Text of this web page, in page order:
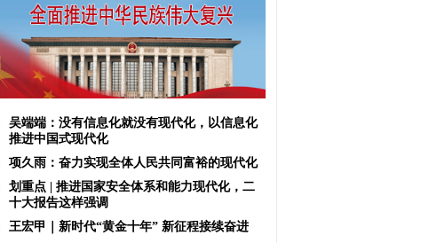
吴端端：没有信息化就没有现代化，以信息化
推进中国式现代化
项久雨：奋力实现全体人民共同富裕的现代化
划重点 | 推进国家安全体系和能力现代化，二
十大报告这样强调
王宏甲｜新时代“黄金十年” 新征程接续奋进